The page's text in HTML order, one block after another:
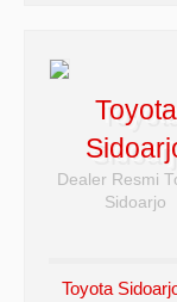
Toyota
Dealer Resmi
Sidoarjo
Toyota